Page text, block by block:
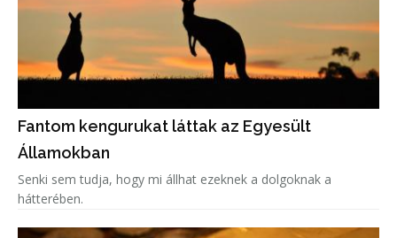
Fantom kengurukat láttak az Egyesült
Államokban
Senki sem tudja, hogy mi állhat ezeknek a dolgoknak a
hátterében.